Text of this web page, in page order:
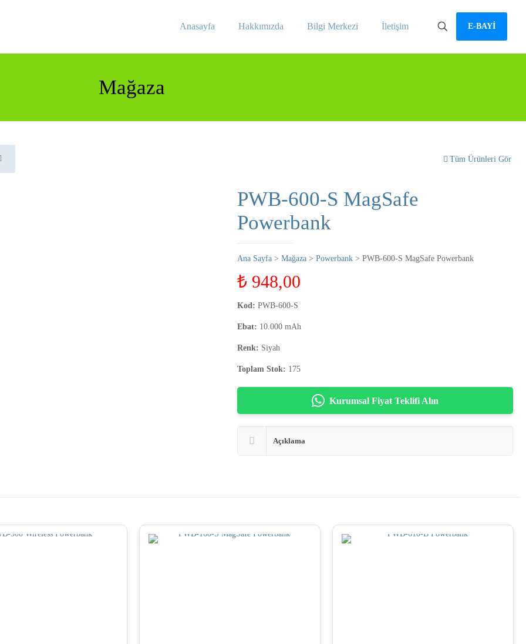
Anasayfa Hakkımızda Bilgi Merkezi İletişim E-BAYİ
Mağaza
Tüm Ürünleri Gör
PWB-600-S MagSafe
Powerbank
Ana Sayfa > Mağaza > Powerbank > PWB-600-S MagSafe Powerbank
₺ 948,00
Kod: PWB-600-S
Ebat: 10.000 mAh
Renk: Siyah
Toplam Stok: 175
Kurumsal Fiyat Teklifi Alın
Açıklama